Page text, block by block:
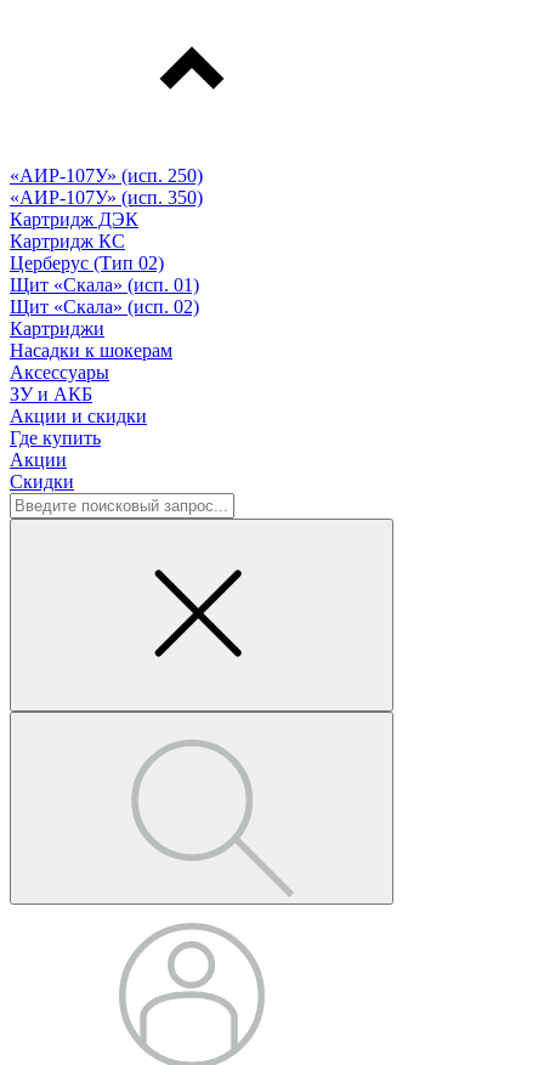
«АИР-107У» (исп. 250)
«АИР-107У» (исп. 350)
Картридж ДЭК
Картридж КС
Церберус (Тип 02)
Щит «Скала» (исп. 01)
Щит «Скала» (исп. 02)
Картриджи
Насадки к шокерам
Аксессуары
ЗУ и АКБ
Акции и скидки
Где купить
Акции
Скидки